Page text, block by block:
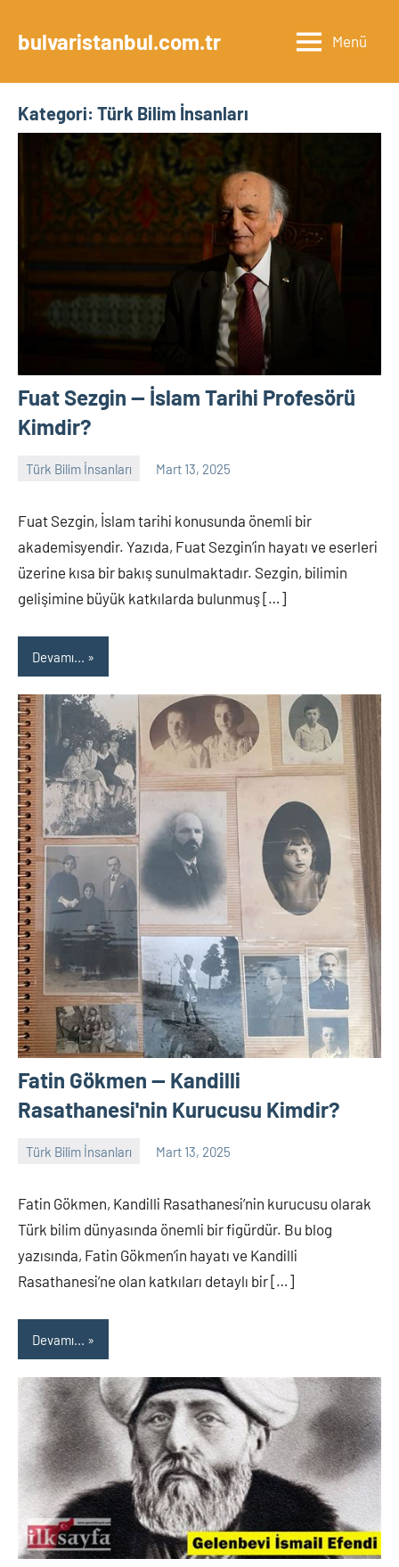
geçbulvaristanbul.com.tr Menü
Kategori: Türk Bilim İnsanları
Fuat Sezgin — İslam Tarihi Profesörü
Kimdir?
Türk Bilim İnsanları Mart 13, 2025
Fuat Sezgin, İslam tarihi konusunda önemli bir
akademisyendir. Yazıda, Fuat Sezgin’in hayatı ve eserleri
üzerine kısa bir bakış sunulmaktadır. Sezgin, bilimin
gelişimine büyük katkılarda bulunmuş […]
Devamı...
Fatin Gökmen — Kandilli
Rasathanesi'nin Kurucusu Kimdir?
Türk Bilim İnsanları Mart 13, 2025
Fatin Gökmen, Kandilli Rasathanesi’nin kurucusu olarak
Türk bilim dünyasında önemli bir figürdür. Bu blog
yazısında, Fatin Gökmen’in hayatı ve Kandilli
Rasathanesi’ne olan katkıları detaylı bir […]
Devamı...